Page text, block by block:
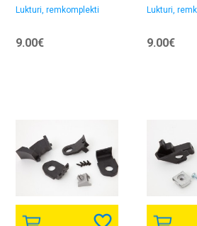
remkomplekts
Lukturi, remkomplekti
9.00€
Lukturi,
9.00€